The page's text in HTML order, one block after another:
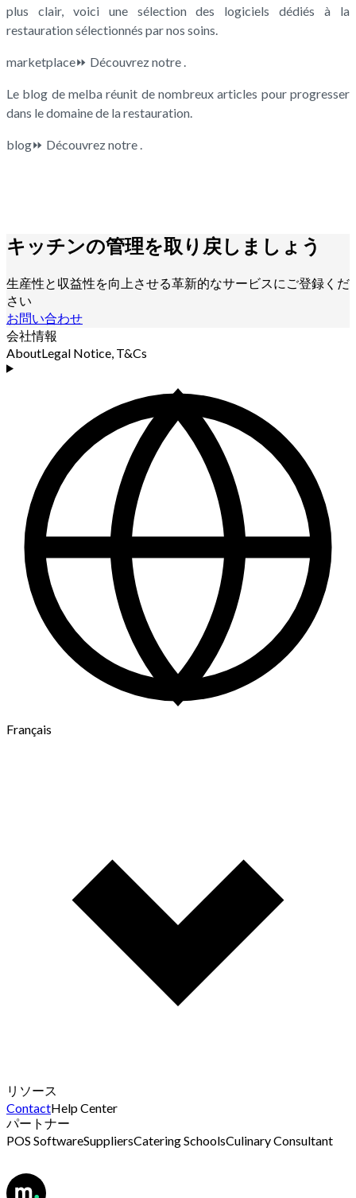
plus clair, voici une sélection des logiciels dédiés à la
restauration sélectionnés par nos soins.
marketplace⏩ Découvrez notre .
Le blog de melba réunit de nombreux articles pour progresser
dans le domaine de la restauration.
blog⏩ Découvrez notre .
キッチンの管理を取り戻しましょう
生産性と収益性を向上させる革新的なサービスにご登録くだ
さい
お問い合わせ
会社情報
AboutLegal Notice, T&Cs
Français
リソース
ContactHelp Center
パートナー
POS SoftwareSuppliersCatering SchoolsCulinary Consultant